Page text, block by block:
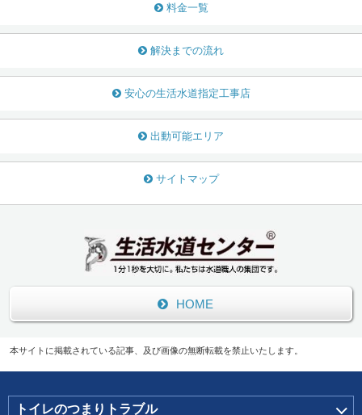
料金一覧
解決までの流れ
安心の生活水道指定工事店
出動可能エリア
サイトマップ
HOME
本サイトに掲載されている記事、及び画像の無断転載を禁止いたします。
トイレのつまりトラブル